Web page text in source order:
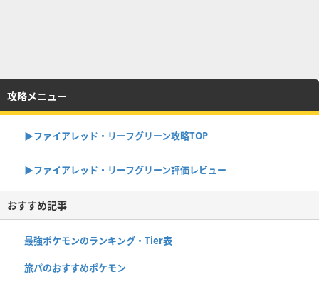
攻略メニュー
▶︎ファイアレッド・リーフグリーン攻略TOP
▶︎ファイアレッド・リーフグリーン評価レビュー
おすすめ記事
最強ポケモンのランキング・Tier表
旅パのおすすめポケモン